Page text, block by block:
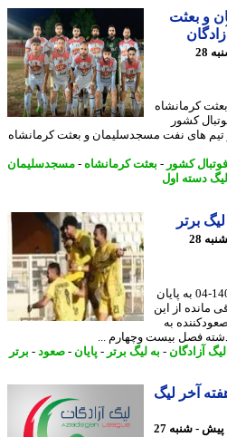
بعثت
- یکشنبه 28
کشور
های نفت مسجدسلیمان و بعثت کرمانشاه
کشور-بعثت کرمانشاه-مسجدسلیمان
اول
15 ماه پیش - یکشنبه 28
امروز (یکشنبه) لیگ آزادگان فصل 1403-04 به پایان
از این
به
فصل بیست وچهارم ...
-به لیگ برتر - پایان-صعود-برتر
آخر لیگ
15 ماه پیش - شنبه 27